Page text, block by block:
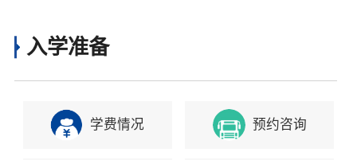
承优质教育开启未来留学之路！
入学准备
学费情况 预约咨询